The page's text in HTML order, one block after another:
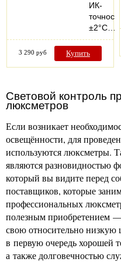
ИК-
точность:
±2°С…
3 290 руб Купить
Световой контроль
люксметров
Если возникает
освещённости, для
используются люксметры.
являются разновидностью
который вы видите перед
поставщиков, которые
профессиональных
полезным приобретением
свою относительно низкую
в первую очередь хорошей
а также долговечностью